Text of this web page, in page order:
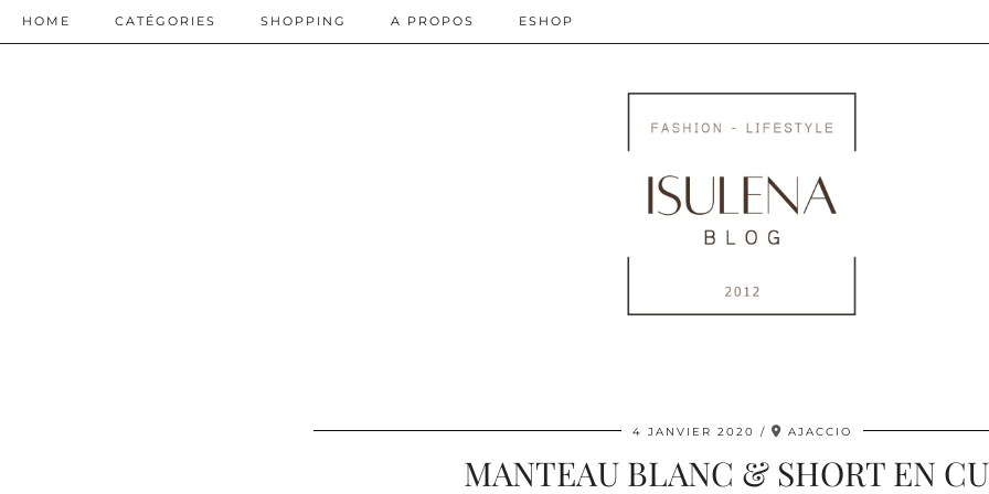
HOME CATÉGORIES SHOPPING A PROPOS ESHOP
4 JANVIER 2020 AJACCIO
MANTEAU BLANC & SHORT EN